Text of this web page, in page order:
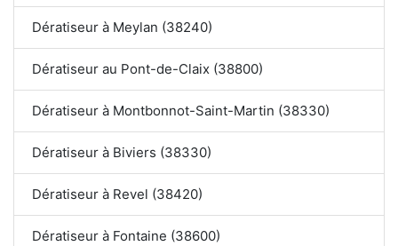
Dératiseur à Meylan (38240)
Dératiseur au Pont-de-Claix (38800)
Dératiseur à Montbonnot-Saint-Martin (38330)
Dératiseur à Biviers (38330)
Dératiseur à Revel (38420)
Dératiseur à Fontaine (38600)